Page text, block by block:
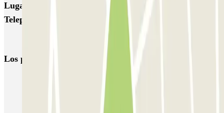
Lugares y eventos interesantes cerca de ParkBee
Teleport Towers
Los parkings más reservados
Parking en Barcelona
Parking en Aeropuerto Barcelona